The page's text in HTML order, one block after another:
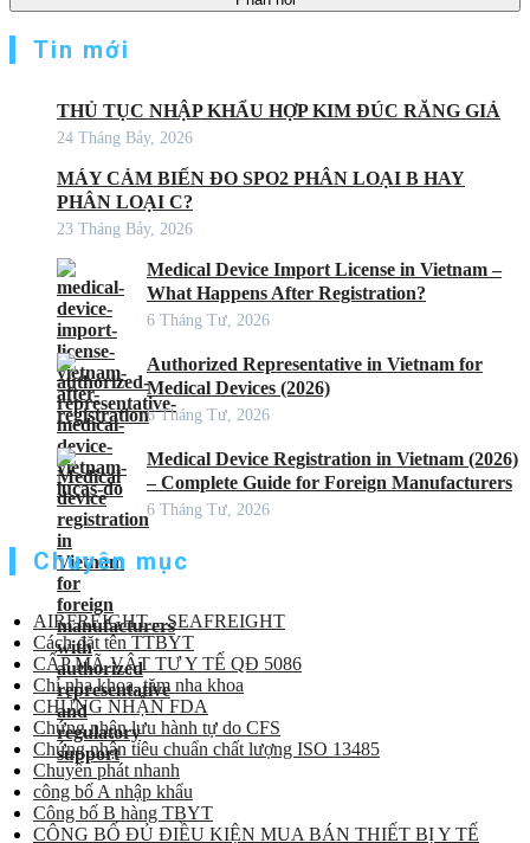
Tin mới
THỦ TỤC NHẬP KHẨU HỢP KIM ĐÚC RĂNG GIẢ
24 Tháng Bảy, 2026
MÁY CẢM BIẾN ĐO SPO2 PHÂN LOẠI B HAY
PHÂN LOẠI C?
23 Tháng Bảy, 2026
Medical Device Import License in Vietnam –
What Happens After Registration?
6 Tháng Tư, 2026
Authorized Representative in Vietnam for
Medical Devices (2026)
6 Tháng Tư, 2026
Medical Device Registration in Vietnam (2026)
– Complete Guide for Foreign Manufacturers
6 Tháng Tư, 2026
Chuyên mục
AIRFREIGHT – SEAFREIGHT
Cách đặt tên TTBYT
CẤP MÃ VẬT TƯ Y TẾ QĐ 5086
Chỉ nha khoa, tăm nha khoa
CHỨNG NHẬN FDA
Chứng nhận lưu hành tự do CFS
Chứng nhận tiêu chuẩn chất lượng ISO 13485
Chuyển phát nhanh
công bố A nhập khẩu
Công bố B hàng TBYT
CÔNG BỐ ĐỦ ĐIỀU KIỆN MUA BÁN THIẾT BỊ Y TẾ